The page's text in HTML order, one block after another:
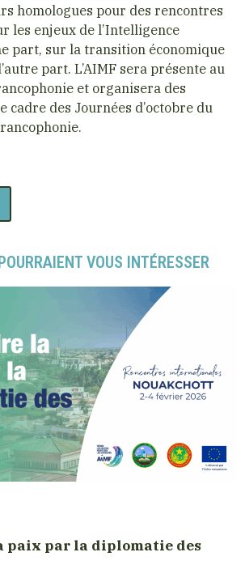
homologues pour des rencontres
les enjeux de l’Intelligence
part, sur la transition économique
part. L’AIMF sera présente au
et organisera des
cadre des Journées d’octobre du
VOUS INTÉRESSER
paix par la diplomatie des